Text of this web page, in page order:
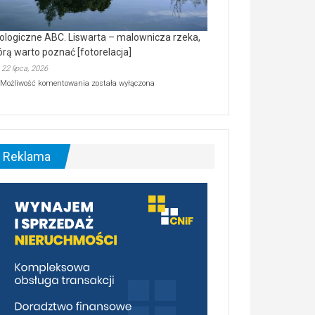
ABC. Liswarta – malownicza rzeka,
warto poznać [fotorelacja]
22 lipca, 2026
Możliwość komentowania Ekologiczne
–
malownicza
[fotorelacja]
została wyłączona
Reklama